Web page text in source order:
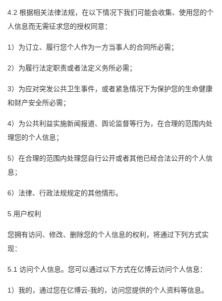
4.2 根据相关法律法规，在以下情况下我们可能会收集、使用您的个
人信息而无需征求您的授权同意：
1）为订立、履行您个人作为一方当事人的合同所必需；
2）为履行法定职责或者法定义务所必需；
3）为应对突发公共卫生事件，或者紧急情况下为保护您的生命健康
和财产安全所必需；
4）为公共利益实施新闻报道、舆论监督等行为，在合理的范围内处
理您的个人信息；
5）在合理的范围内处理您自行公开或者其他已经合法公开的个人信
息；
6）法律、行政法规规定的其他情形。
5.用户权利
您拥有访问、修改、删除您的个人信息的权利，将通过下列方式实
现：
5.1 访问个人信息。您可以通过以下方式在亿博云访问个人信息：
1）我的，通过您在亿博云-我的，访问您提供的个人资料等信息。